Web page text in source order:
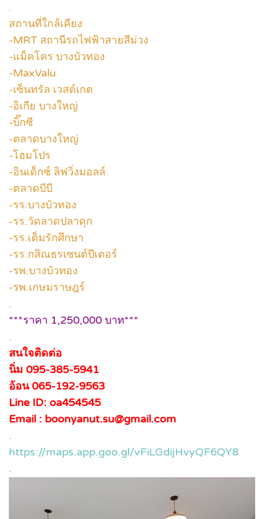
.
สถานที่ใกล้เคียง
-MRT สถานีรถไฟฟ้าสายสีม่วง
-แม็คโคร บางบัวทอง
-MaxValu
-เซ็นทรัล เวสต์เกต
-อิเกีย บางใหญ่
-บิ๊กซี
-ตลาดบางใหญ่
-โฮมโปร
-อินเด็กซ์ ลิฟวิ่งมอลล์
-ตลาดบีบี
-รร.บางบัวทอง
-รร.วัดลาดปลาดุก
-รร.เต็มรักศึกษา
-รร.กสิณธรเซนต์ปีเตอร์
-รพ.บางบัวทอง
-รพ.เกษมราษฎร์
.
***ราคา 1,250,000 บาท***
.
สนใจติดต่อ
นิ่ม 095-385-5941
อ้อน 065-192-9563
Line ID: oa454545
Email : boonyanut.su@gmail.com
.
https://maps.app.goo.gl/vFiLGdijHvyQF6QY8
.